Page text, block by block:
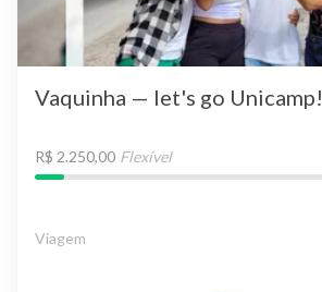
Vaquinha — let's go Unicamp!
R$ 2.250,00 Flexível
Viagem